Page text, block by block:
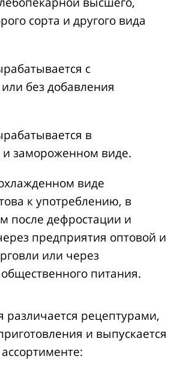
сорта и другого вида
с
без добавления
в
замороженном виде.
виде
к употреблению, в
после дефростации и
предприятия оптовой и
или через
питания.
различается рецептурами,
и выпускается